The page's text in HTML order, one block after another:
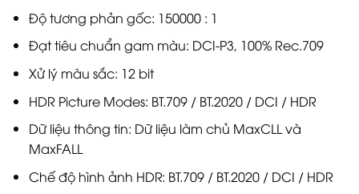
Độ tương phản gốc: 150000 : 1
Đạt tiêu chuẩn gam màu: DCI-P3, 100% Rec.709
Xử lý màu sắc: 12 bit
HDR Picture Modes: BT.709 / BT.2020 / DCI / HDR
Dữ liệu thông tin: Dữ liệu làm chủ MaxCLL và
MaxFALL
Chế độ hình ảnh HDR: BT.709 / BT.2020 / DCI / HDR